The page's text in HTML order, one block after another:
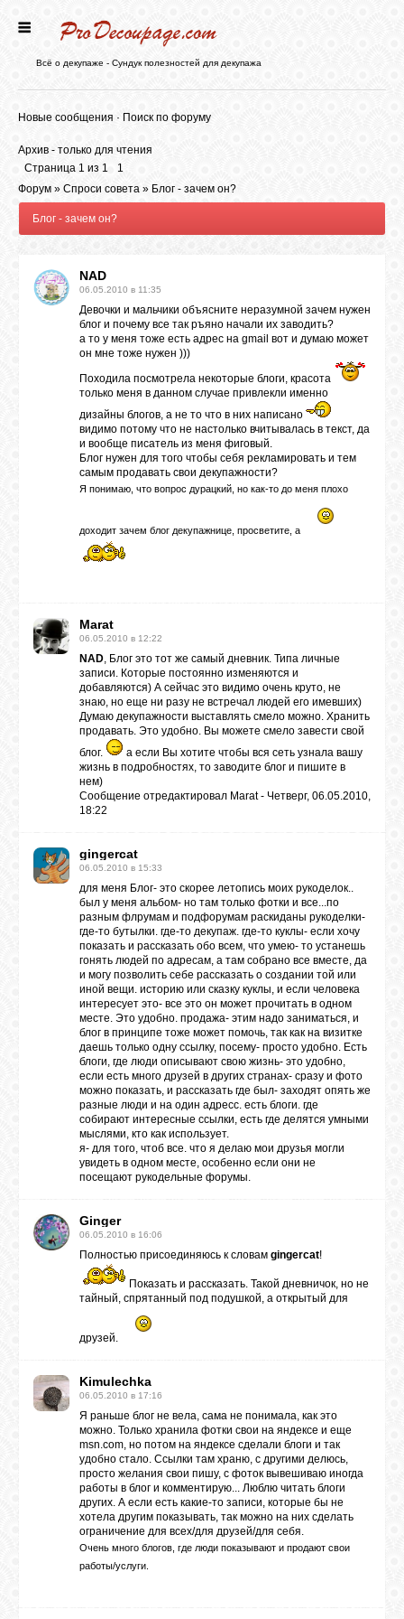
БЛОГ
ФОРУМ
СТАТЬИ
МАГАЗИН
Всё о декупаже - Сундук полезностей для декупажа
Новые сообщения · Поиск по форуму
Архив - только для чтения
Страница 1 из 1
1
Форум » Спроси совета » Блог - зачем он?
Блог - зачем он?
NAD
06.05.2010 в 11:35
Девочки и мальчики объясните неразумной зачем нужен
блог и почему все так ръяно начали их заводить?
а то у меня тоже есть адрес на gmail вот и думаю может
он мне тоже нужен )))
Походила посмотрела некоторые блоги, красота
только меня в данном случае привлекли именно
дизайны блогов, а не то что в них написано
видимо потому что не настолько вчитывалась в текст, да
и вообще писатель из меня фиговый.
Блог нужен для того чтобы себя рекламировать и тем
самым продавать свои декупажности?
Я понимаю, что вопрос дурацкий, но как-то до меня плохо
доходит зачем блог декупажнице, просветите, а
Marat
06.05.2010 в 12:22
NAD, Блог это тот же самый дневник. Типа личные
записи. Которые постоянно изменяются и
добавляются) А сейчас это видимо очень круто, не
знаю, но еще ни разу не встречал людей его имевших)
Думаю декупажности выставлять смело можно. Хранить
продавать. Это удобно. Вы можете смело завести свой
блог.
а если Вы хотите чтобы вся сеть узнала вашу
жизнь в подробностях, то заводите блог и пишите в
нем)
Сообщение отредактировал Marat- Четверг, 06.05.2010,
18:22
gingercat
06.05.2010 в 15:33
для меня Блог- это скорее летопись моих рукоделок..
был у меня альбом- но там только фотки и все...по
разным флрумам и подфорумам раскиданы рукоделки-
где-то бутылки. где-то декупаж. где-то куклы- если хочу
показать и рассказать обо всем, что умею- то устанешь
гонять людей по адресам, а там собрано все вместе, да
и могу позволить себе рассказать о создании той или
иной вещи. историю или сказку куклы, и если человека
интересует это- все это он может прочитать в одном
месте. Это удобно. продажа- этим надо заниматься, и
блог в принципе тоже может помочь, так как на визитке
даешь только одну ссылку, посему- просто удобно. Есть
блоги, где люди описывают свою жизнь- это удобно,
если есть много друзей в других странах- сразу и фото
можно показать, и рассказать где был- заходят опять же
разные люди и на один адресс. есть блоги. где
собирают интересные ссылки, есть где делятся умными
мыслями, кто как использует.
я- для того, чтоб все. что я делаю мои друзья могли
увидеть в одном месте, особенно если они не
посещают рукодельные форумы.
Ginger
06.05.2010 в 16:06
Полностью присоединяюсь к словам gingercat!
Показать и рассказать. Такой дневничок, но не
тайный, спрятанный под подушкой, а открытый для
друзей.
Kimulechka
06.05.2010 в 17:16
Я раньше блог не вела, сама не понимала, как это
можно. Только хранила фотки свои на яндексе и еще
msn.com, но потом на яндексе сделали блоги и так
удобно стало. Ссылки там храню, с другими делюсь,
просто желания свои пишу, с фоток вывешиваю иногда
работы в блог и комментирую... Люблю читать блоги
других. А если есть какие-то записи, которые бы не
хотела другим показывать, так можно на них сделать
ограничение для всех/для друзей/для себя.
Очень много блогов, где люди показывают и продают свои
работы/услуги.